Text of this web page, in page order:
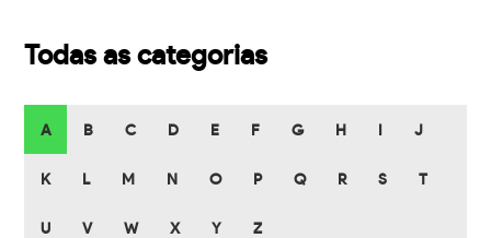
Todas as categorias
A B C D E F G H J
K L M N O P Q R S T
U V W X Y Z